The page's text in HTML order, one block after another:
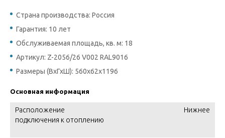
Страна производства: Россия
Гарантия: 10 лет
Обслуживаемая площадь, кв. м: 18
Артикул: Z-2056/26 V002 RAL9016
Размеры (ВхГхШ): 560х62х1196
Основная информация
Расположение
подключения к отоплению
Нижнее